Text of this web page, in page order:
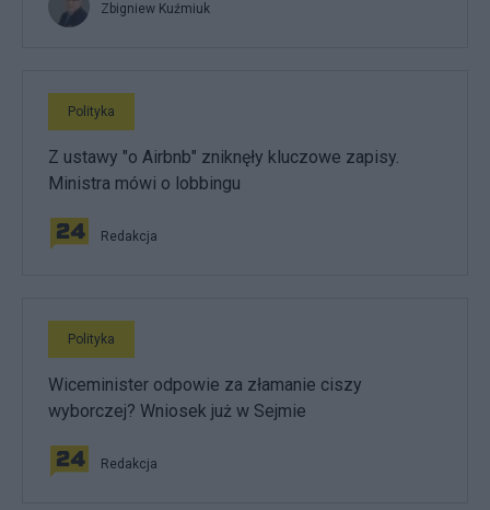
Zbigniew Kuźmiuk
Polityka
Z ustawy "o Airbnb" zniknęły kluczowe zapisy.
Ministra mówi o lobbingu
Redakcja
Polityka
Wiceminister odpowie za złamanie ciszy
wyborczej? Wniosek już w Sejmie
Redakcja